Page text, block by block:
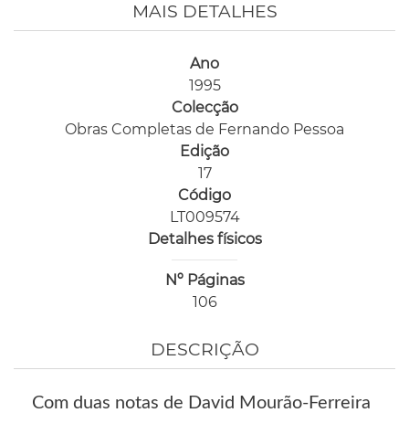
MAIS DETALHES
Ano
1995
Colecção
Obras Completas de Fernando Pessoa
Edição
17
Código
LT009574
Detalhes físicos
Nº Páginas
106
DESCRIÇÃO
Com duas notas de David Mourão-Ferreira